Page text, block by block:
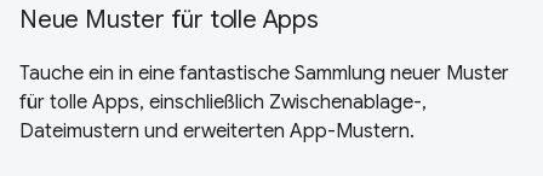
Neue Muster für tolle Apps
Tauche ein in eine fantastische Sammlung neuer Muster
für tolle Apps, einschließlich Zwischenablage-,
Dateimustern und erweiterten App-Mustern.